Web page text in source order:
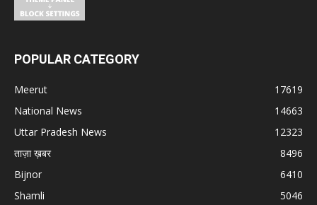
POPULAR CATEGORY
Meerut
17619
National News
14663
Uttar Pradesh News
12323
ताज़ा ख़बर
8496
Bijnor
6410
Shamli
5046